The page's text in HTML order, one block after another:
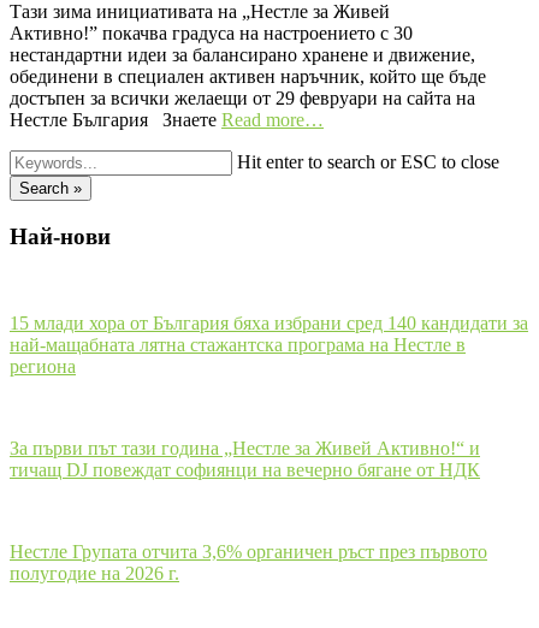
Тази зима инициативата на „Нестле за Живей
Активно!” покачва градуса на настроението с 30
нестандартни идеи за балансирано хранене и движение,
обединени в специален активен наръчник, който ще бъде
достъпен за всички желаещи от 29 февруари на сайта на
Нестле България Знаете Read more…
Hit enter to search or ESC to close
Search »
Най-нови
15 млади хора от България бяха избрани сред 140 кандидати за
най-мащабната лятна стажантска програма на Нестле в
региона
За първи път тази година „Нестле за Живей Активно!“ и
тичащ DJ повеждат софиянци на вечерно бягане от НДК
Нестле Групата отчита 3,6% органичен ръст през първото
полугодие на 2026 г.